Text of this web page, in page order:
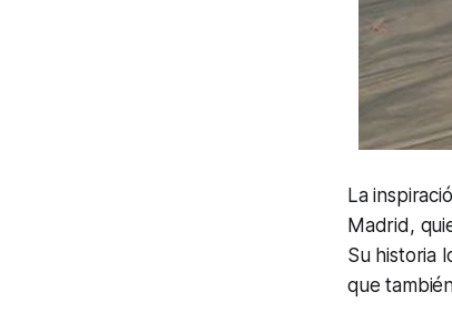
La
Madrid,
Su historia
que